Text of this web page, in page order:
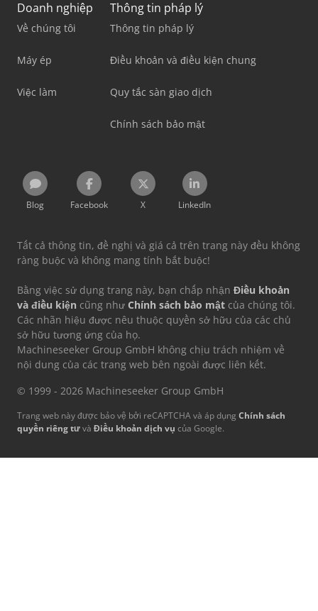
Doanh nghiệp
Về chúng tôi
Máy ép
Việc làm
Thông tin pháp lý
Thông tin pháp lý
Điều khoản và điều kiện chung
Quy tắc sàn giao dịch
Chính sách bảo mật
Blog Facebook X LinkedIn
Tất cả thông tin, đề nghị và giá cả trên trang này đều không
ràng buộc và không mang tính bắt buộc!
Bằng việc sử dụng trang này, bạn chấp nhận Điều khoản
và điều kiện cũng như Chính sách bảo mật của chúng tôi.
Các nhãn hiệu được nêu thuộc quyền sở hữu của các chủ
sở hữu tương ứng của họ.
Machineseeker Group GmbH không chịu trách nhiệm về
nội dung của các trang web bên ngoài được liên kết.
© 1999 - 2026 Machineseeker Group GmbH
Trang web này được bảo vệ bởi reCAPTCHA và áp dụng Chính sách
quyền riêng tưvà Điều khoản dịch vụ của Google.